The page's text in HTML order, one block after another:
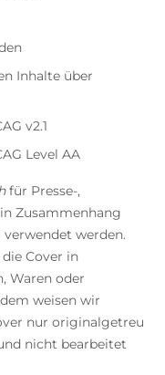
Inhalte über
v2.1
Level AA
für Presse-,
Zusammenhang
werden.
Cover in
Waren oder
weisen wir
nur originalgetreu
nicht bearbeitet